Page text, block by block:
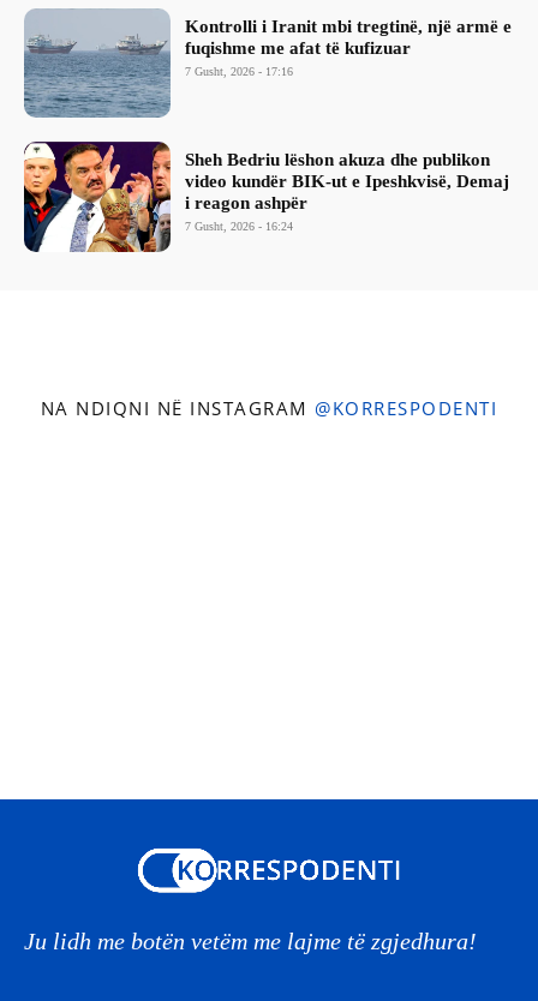
Kontrolli i Iranit mbi tregtinë, një armë e
fuqishme me afat të kufizuar
7 Gusht, 2026 - 17:16
Sheh Bedriu lëshon akuza dhe publikon
video kundër BIK-ut e Ipeshkvisë, Demaj
i reagon ashpër
7 Gusht, 2026 - 16:24
NA NDIQNI NË INSTAGRAM @KORRESPODENTI
Ju lidh me botën vetëm me lajme të zgjedhura!